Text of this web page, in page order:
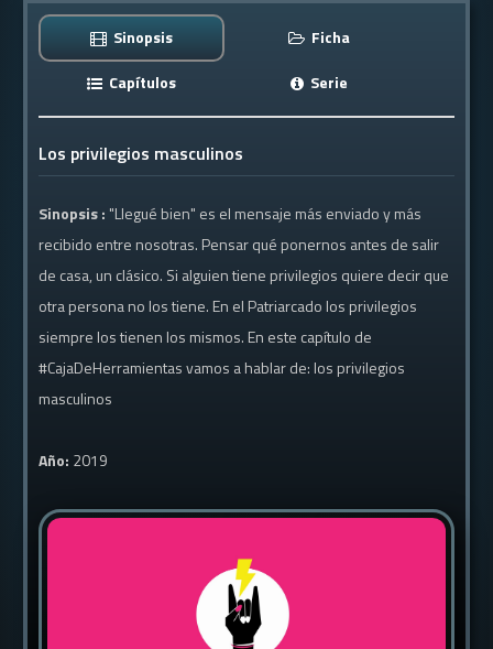
Sinopsis
Ficha
Capítulos
Serie
Los privilegios masculinos
Sinopsis : "Llegué bien" es el mensaje más enviado y más
recibido entre nosotras. Pensar qué ponernos antes de salir
de casa, un clásico. Si alguien tiene privilegios quiere decir que
otra persona no los tiene. En el Patriarcado los privilegios
siempre los tienen los mismos. En este capítulo de
#CajaDeHerramientas vamos a hablar de: los privilegios
masculinos
Año: 2019